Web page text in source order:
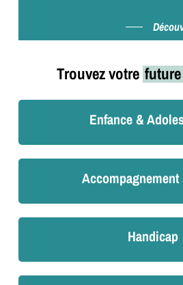
Trouvez votre
Enfance &
Handicap